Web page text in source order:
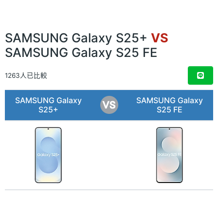
SAMSUNG Galaxy S25+ VS
SAMSUNG Galaxy S25 FE
1263人已比較
SAMSUNG Galaxy
S25+
SAMSUNG Galaxy
S25 FE